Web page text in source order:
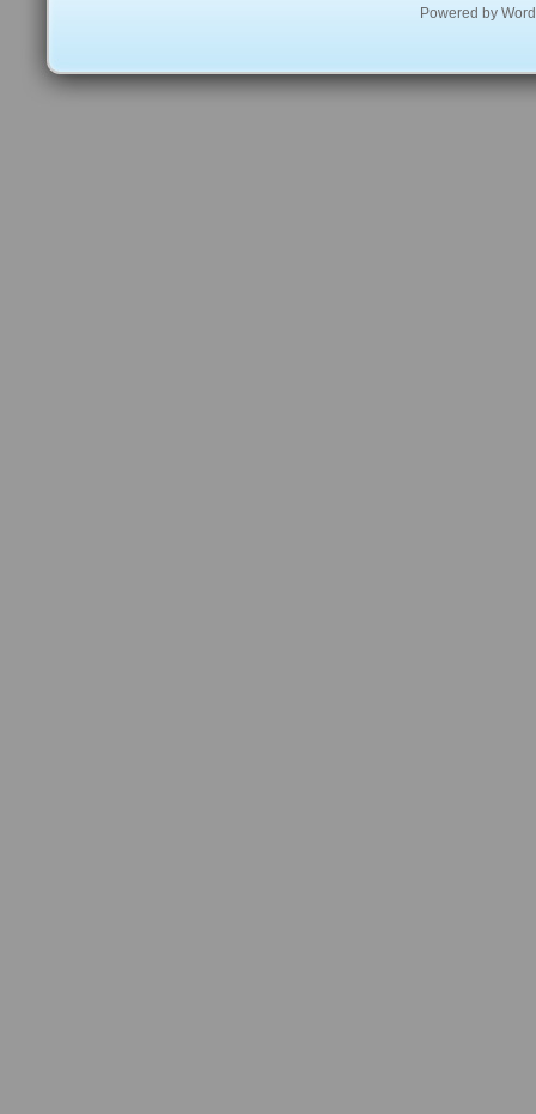
Powered by